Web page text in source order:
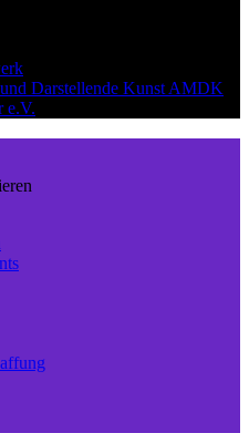
Darstellende Kunst AMDK
e.V.